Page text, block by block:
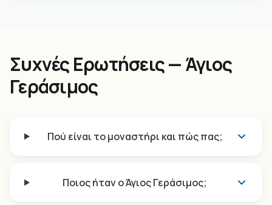
Συχνές Ερωτήσεις — Άγιος
Γεράσιμος
Πού είναι το μοναστήρι και πώς πας;
Ποιος ήταν ο Άγιος Γεράσιμος;